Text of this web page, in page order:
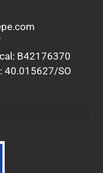
B42176370
40.015627/SO